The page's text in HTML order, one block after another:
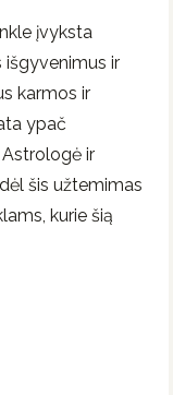
įvyksta
išgyvenimus ir
karmos ir
ypač
ir
šis užtemimas
kurie šią